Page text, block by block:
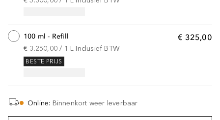
€ 325,00
100 ml - Refill
€ 3.250,00 / 1 L Inclusief BTW
BESTE PRIJS
Online: Binnenkort weer leverbaar